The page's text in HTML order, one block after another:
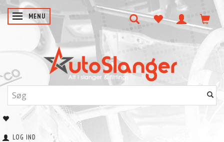
SKIFTE NAVIGATION
MENU
LOG IND